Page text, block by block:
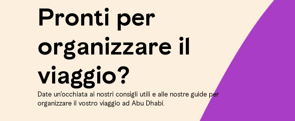
Pronti per
organizzare il
viaggio?
Date un’occhiata ai nostri consigli utili e alle nostre guide per
organizzare il vostro viaggio ad Abu Dhabi.